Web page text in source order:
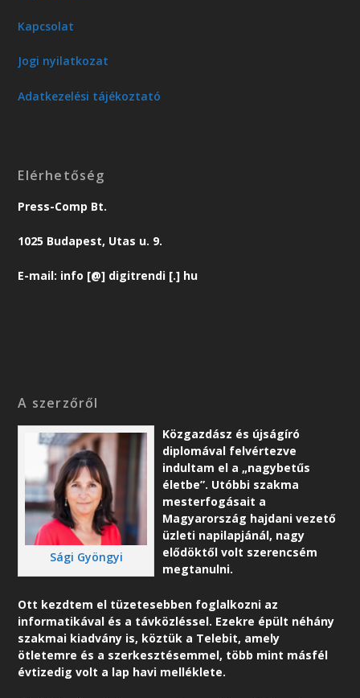
Kapcsolat
Jogi nyilatkozat
Adatkezelési tájékoztató
Elérhetőség
Press-Comp Bt.
1025 Budapest, Utas u. 9.
E-mail: info [@] digitrendi [.] hu
A szerzőről
Sági Gyöngyi
Közgazdász és újságíró
diplomával felvértezve
indultam el a „nagybetűs
életbe”. Utóbbi szakma
mesterfogásait a
Magyarország hajdani vezető
üzleti napilapjánál, nagy
elődöktől volt szerencsém
megtanulni.
Ott kezdtem el tüzetesebben foglalkozni az
informatikával és a távközléssel. Ezekre épült néhány
szakmai kiadvány is, köztük a Telebit, amely
ötletemre és a szerkesztésemmel, több mint másfél
évtizedig volt a lap havi melléklete.